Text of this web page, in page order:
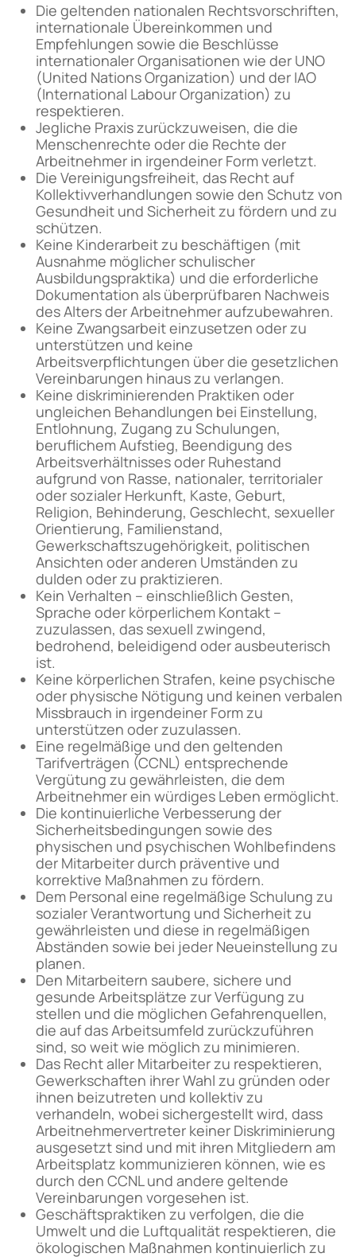
Die geltenden nationalen Rechtsvorschriften,
internationale Übereinkommen und
Empfehlungen sowie die Beschlüsse
internationaler Organisationen wie der UNO
(United Nations Organization) und der IAO
(International Labour Organization) zu
respektieren.
Jegliche Praxis zurückzuweisen, die die
Menschenrechte oder die Rechte der
Arbeitnehmer in irgendeiner Form verletzt.
Die Vereinigungsfreiheit, das Recht auf
Kollektivverhandlungen sowie den Schutz von
Gesundheit und Sicherheit zu fördern und zu
schützen.
Keine Kinderarbeit zu beschäftigen (mit
Ausnahme möglicher schulischer
Ausbildungspraktika) und die erforderliche
Dokumentation als überprüfbaren Nachweis
des Alters der Arbeitnehmer aufzubewahren.
Keine Zwangsarbeit einzusetzen oder zu
unterstützen und keine
Arbeitsverpflichtungen über die gesetzlichen
Vereinbarungen hinaus zu verlangen.
Keine diskriminierenden Praktiken oder
ungleichen Behandlungen bei Einstellung,
Entlohnung, Zugang zu Schulungen,
beruflichem Aufstieg, Beendigung des
Arbeitsverhältnisses oder Ruhestand
aufgrund von Rasse, nationaler, territorialer
oder sozialer Herkunft, Kaste, Geburt,
Religion, Behinderung, Geschlecht, sexueller
Orientierung, Familienstand,
Gewerkschaftszugehörigkeit, politischen
Ansichten oder anderen Umständen zu
dulden oder zu praktizieren.
Kein Verhalten – einschließlich Gesten,
Sprache oder körperlichem Kontakt –
zuzulassen, das sexuell zwingend,
bedrohend, beleidigend oder ausbeuterisch
ist.
Keine körperlichen Strafen, keine psychische
oder physische Nötigung und keinen verbalen
Missbrauch in irgendeiner Form zu
unterstützen oder zuzulassen.
Eine regelmäßige und den geltenden
Tarifverträgen (CCNL) entsprechende
Vergütung zu gewährleisten, die dem
Arbeitnehmer ein würdiges Leben ermöglicht.
Die kontinuierliche Verbesserung der
Sicherheitsbedingungen sowie des
physischen und psychischen Wohlbefindens
der Mitarbeiter durch präventive und
korrektive Maßnahmen zu fördern.
Dem Personal eine regelmäßige Schulung zu
sozialer Verantwortung und Sicherheit zu
gewährleisten und diese in regelmäßigen
Abständen sowie bei jeder Neueinstellung zu
planen.
Den Mitarbeitern saubere, sichere und
gesunde Arbeitsplätze zur Verfügung zu
stellen und die möglichen Gefahrenquellen,
die auf das Arbeitsumfeld zurückzuführen
sind, so weit wie möglich zu minimieren.
Das Recht aller Mitarbeiter zu respektieren,
Gewerkschaften ihrer Wahl zu gründen oder
ihnen beizutreten und kollektiv zu
verhandeln, wobei sichergestellt wird, dass
Arbeitnehmervertreter keiner Diskriminierung
ausgesetzt sind und mit ihren Mitgliedern am
Arbeitsplatz kommunizieren können, wie es
durch den CCNL und andere geltende
Vereinbarungen vorgesehen ist.
Geschäftspraktiken zu verfolgen, die die
Umwelt und die Luftqualität respektieren, die
ökologischen Maßnahmen kontinuierlich zu